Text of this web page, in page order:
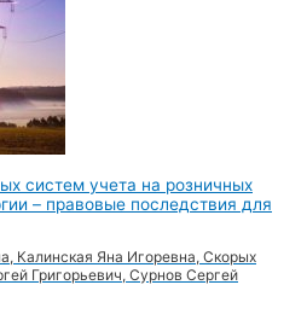
систем учета на розничных
– правовые последствия для
Калинская Яна Игоревна, Скорых
Григорьевич, Сурнов Сергей